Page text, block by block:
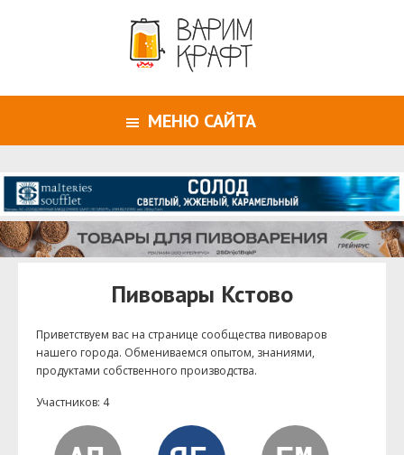
МЕНЮ САЙТА
Пивовары Кстово
Приветствуем ваc на странице сообщества пивоваров
нашего города. Обмениваемся опытом, знаниями,
продуктами собственного производства.
Участников: 4